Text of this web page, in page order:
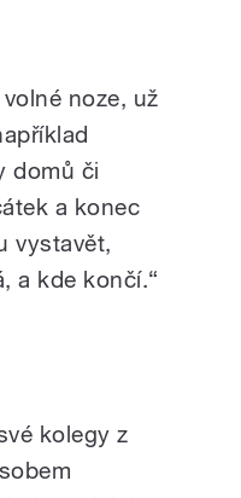
noze, už
domů či
a konec
vystavět,
a kde končí.“
kolegy z